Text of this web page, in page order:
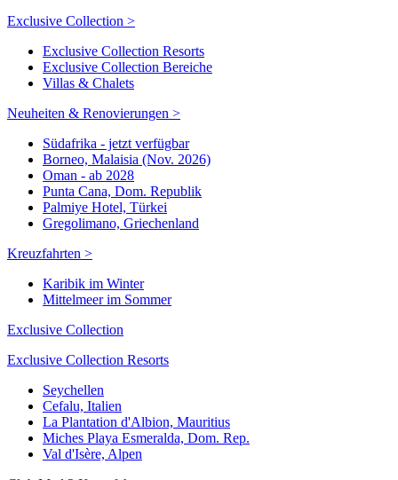
Exclusive Collection >
Exclusive Collection Resorts
Exclusive Collection Bereiche
Villas & Chalets
Neuheiten & Renovierungen >
Südafrika - jetzt verfügbar
Borneo, Malaisia (Nov. 2026)
Oman - ab 2028
Punta Cana, Dom. Republik
Palmiye Hotel, Türkei
Gregolimano, Griechenland
Kreuzfahrten >
Karibik im Winter
Mittelmeer im Sommer
Exclusive Collection
Exclusive Collection Resorts
Seychellen
Cefalu, Italien
La Plantation d'Albion, Mauritius
Miches Playa Esmeralda, Dom. Rep.
Val d'Isère, Alpen